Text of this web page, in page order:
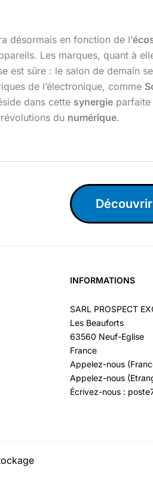
désormais en fonction de l’
Les marques, quant à
est sûre : le salon de demain
de l’électronique, comme
dans cette synergie parfaite
du numérique.
INFORMATIONS
SARL PROSPECT
Les Beauforts
63560 Neuf-Eglise
France
Appelez-nous
Appelez-nous
Écrivez-nous :